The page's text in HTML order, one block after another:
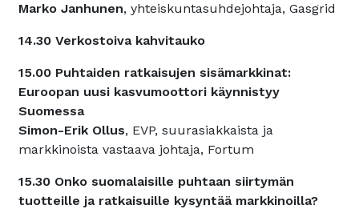
Marko Janhunen, yhteiskuntasuhdejohtaja, Gasgrid
14.30 Verkostoiva kahvitauko
15.00 Puhtaiden ratkaisujen sisämarkkinat:
Euroopan uusi kasvumoottori käynnistyy
Suomessa
Simon-Erik Ollus, EVP, suurasiakkaista ja
markkinoista vastaava johtaja, Fortum
15.30 Onko suomalaisille puhtaan siirtymän
tuotteille ja ratkaisuille kysyntää markkinoilla?